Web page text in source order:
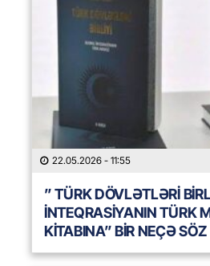
22.05.2026 - 11:55
” TÜRK DÖVLƏTLƏRİ
İNTEQRASİYANIN TÜRK
KİTABINA” BİR NEÇƏ SÖZ